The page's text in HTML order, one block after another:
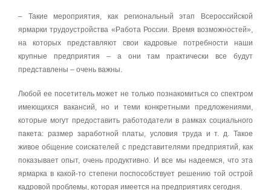
– Такие мероприятия, как региональный этап Всероссийской
ярмарки трудоустройства «Работа России. Время возможностей»,
на которых представляют свои кадровые потребности наши
крупные предприятия – а они там практически все будут
представлены – очень важны.
Любой ее посетитель может не только познакомиться со спектром
имеющихся вакансий, но и теми конкретными предложениями,
которые могут предоставить работодатели в рамках социального
пакета: размер заработной платы, условия труда и т. д. Такое
живое общение соискателей с представителями предприятий, как
показывает опыт, очень продуктивно. И все мы надеемся, что эта
ярмарка в какой-то степени поспособствует решению той острой
кадровой проблемы, которая имеется на предприятиях сегодня.